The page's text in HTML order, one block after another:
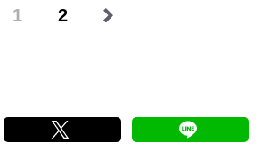
1 2